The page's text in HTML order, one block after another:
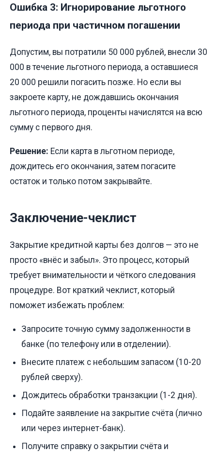
Ошибка 3: Игнорирование льготного
периода при частичном погашении
Допустим, вы потратили 50 000 рублей, внесли 30
000 в течение льготного периода, а оставшиеся
20 000 решили погасить позже. Но если вы
закроете карту, не дождавшись окончания
льготного периода, проценты начислятся на всю
сумму с первого дня.
Решение: Если карта в льготном периоде,
дождитесь его окончания, затем погасите
остаток и только потом закрывайте.
Заключение-чеклист
Закрытие кредитной карты без долгов — это не
просто «внёс и забыл». Это процесс, который
требует внимательности и чёткого следования
процедуре. Вот краткий чеклист, который
поможет избежать проблем:
Запросите точную сумму задолженности в
банке (по телефону или в отделении).
Внесите платеж с небольшим запасом (10-20
рублей сверху).
Дождитесь обработки транзакции (1-2 дня).
Подайте заявление на закрытие счёта (лично
или через интернет-банк).
Получите справку о закрытии счёта и